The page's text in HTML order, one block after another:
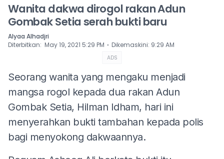
Wanita dakwa dirogol rakan Adun
Gombak Setia serah bukti baru
Alyaa Alhadjri
Diterbitkan: May 19, 2021 5:29 PM ⋅ Dikemaskini: 9:29 AM
ADS
Seorang wanita yang mengaku menjadi
mangsa rogol kepada dua rakan Adun
Gombak Setia, Hilman Idham, hari ini
menyerahkan bukti tambahan kepada polis
bagi menyokong dakwaannya.